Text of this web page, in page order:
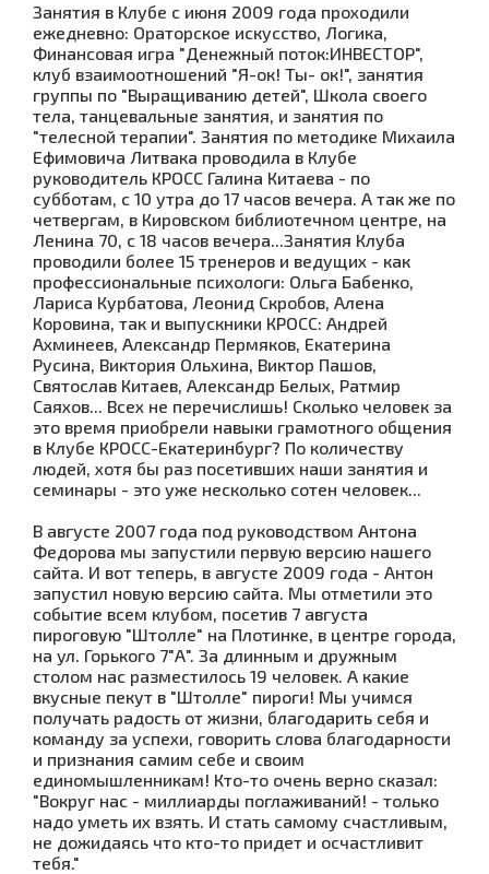
Занятия в Клубе с июня 2009 года проходили
ежедневно: Ораторское искусство, Логика,
Финансовая игра "Денежный поток:ИНВЕСТОР",
клуб взаимоотношений "Я-ок! Ты- ок!", занятия
группы по "Выращиванию детей", Школа своего
тела, танцевальные занятия, и занятия по
"телесной терапии". Занятия по методике Михаила
Ефимовича Литвака проводила в Клубе
руководитель КРОСС Галина Китаева - по
субботам, с 10 утра до 17 часов вечера. А так же по
четвергам, в Кировском библиотечном центре, на
Ленина 70, с 18 часов вечера...Занятия Клуба
проводили более 15 тренеров и ведущих - как
профессиональные психологи: Ольга Бабенко,
Лариса Курбатова, Леонид Скробов, Алена
Коровина, так и выпускники КРОСС: Андрей
Ахминеев, Александр Пермяков, Екатерина
Русина, Виктория Ольхина, Виктор Пашов,
Святослав Китаев, Александр Белых, Ратмир
Саяхов... Всех не перечислишь! Сколько человек за
это время приобрели навыки грамотного общения
в Клубе КРОСС-Екатеринбург? По количеству
людей, хотя бы раз посетивших наши занятия и
семинары - это уже несколько сотен человек...
В августе 2007 года под руководством Антона
Федорова мы запустили первую версию нашего
сайта. И вот теперь, в августе 2009 года - Антон
запустил новую версию сайта. Мы отметили это
событие всем клубом, посетив 7 августа
пироговую "Штолле" на Плотинке, в центре города,
на ул. Горького 7"А". За длинным и дружным
столом нас разместилось 19 человек. А какие
вкусные пекут в "Штолле" пироги! Мы учимся
получать радость от жизни, благодарить себя и
команду за успехи, говорить слова благодарности
и признания самим себе и своим
единомышленникам! Кто-то очень верно сказал:
"Вокруг нас - миллиарды поглаживаний! - только
надо уметь их взять. И стать самому счастливым,
не дожидаясь что кто-то придет и осчастливит
тебя."